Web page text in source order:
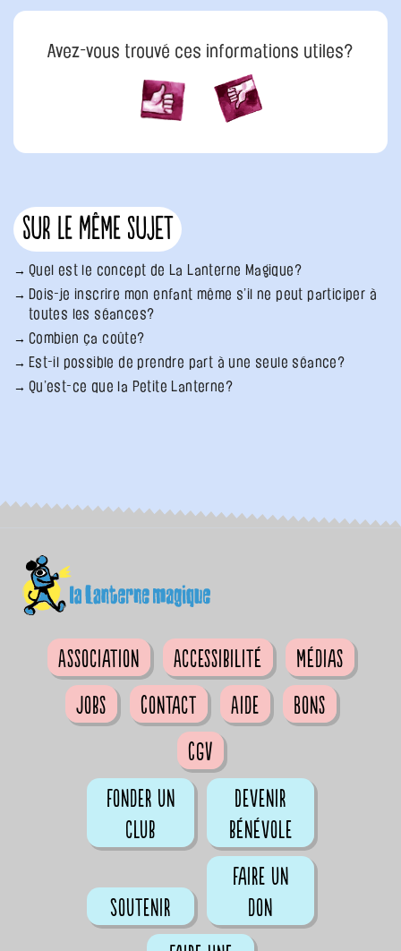
Avez-vous trouvé ces informations utiles?
Sur le même sujet
Quel est le concept de La Lanterne Magique?
Dois-je inscrire mon enfant même s’il ne peut participer à
toutes les séances?
Combien ça coûte?
Est-il possible de prendre part à une seule séance?
Qu’est-ce que la Petite Lanterne?
Association Accessibilité
Médias
Jobs
Contact Aide
Bons
CGV
Fonder un
club
Devenir
bénévole
Soutenir
Faire un
don